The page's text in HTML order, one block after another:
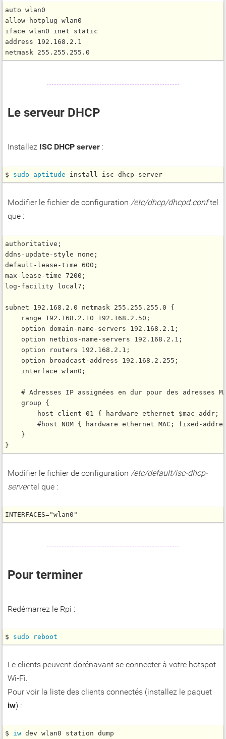
auto wlan0
allow-hotplug wlan0
iface wlan0 inet static
address 192.168.2.1
Le serveur DHCP
Installez ISC DHCP server :
$ sudo aptitude install isc-dhcp-server
Modifier le fichier de configuration /etc/dhcp/dhcpd.conftel
que :
authoritative;
ddns-update-style none;
default-lease-time 600;
max-lease-time 7200;
log-facility local7;
subnet 192.168.2.0 netmask 255.255.255.0 {
    range 192.168.2.10 192.168.2.50;
    option domain-name-servers 192.168.2.1;
    option netbios-name-servers 192.168.2.1;
    option routers 192.168.2.1;
    option broadcast-address 192.168.2.255;
    interface wlan0;
# Adresses IP assignées en dur pour des adresses
    group {
host client-01 { hardware ethernet $mac_addr;
#host NOM { hardware ethernet MAC; fixed-
    }
Modifier le fichier de configuration /etc/default/isc-dhcp-
servertel que :
INTERFACES="wlan0"
Pour terminer
Redémarrez le Rpi :
$ sudo reboot
Le clients peuvent dorénavant se connecter à votre hotspot
Wi-Fi.
Pour voir la liste des clients connectés (installez le paquet
iw) :
$ iw dev wlan0 station dump